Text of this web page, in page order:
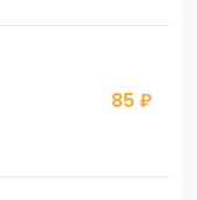
85 ₽